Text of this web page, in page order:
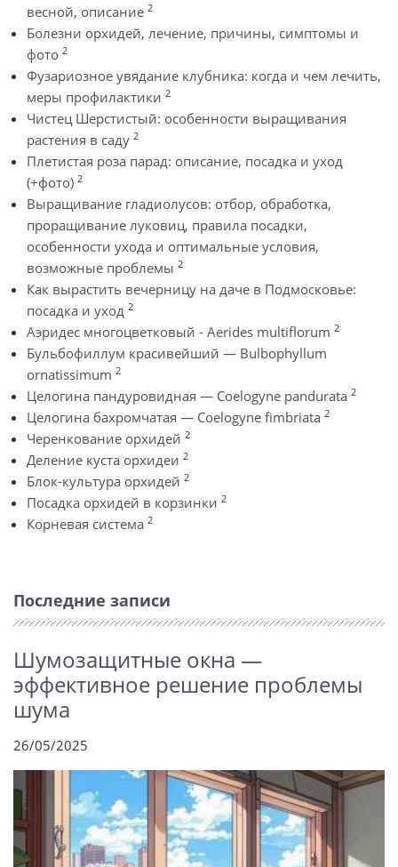
весной, описание 2
Болезни орхидей, лечение, причины, симптомы и
фото 2
Фузариозное увядание клубника: когда и чем лечить,
меры профилактики 2
Чистец Шерстистый: особенности выращивания
растения в саду 2
Плетистая роза парад: описание, посадка и уход
(+фото) 2
Выращивание гладиолусов: отбор, обработка,
проращивание луковиц, правила посадки,
особенности ухода и оптимальные условия,
возможные проблемы 2
Как вырастить вечерницу на даче в Подмосковье:
посадка и уход 2
Аэридес многоцветковый - Aerides multiflorum 2
Бульбофиллум красивейший — Bulbophyllum
ornatissimum 2
Целогина пандуровидная — Coelogyne pandurata 2
Целогина бахромчатая — Coelogyne fimbriata 2
Черенкование орхидей 2
Деление куста орхидеи 2
Блок-культура орхидей 2
Посадка орхидей в корзинки 2
Корневая система 2
Последние записи
Шумозащитные окна —
эффективное решение проблемы
шума
26/05/2025